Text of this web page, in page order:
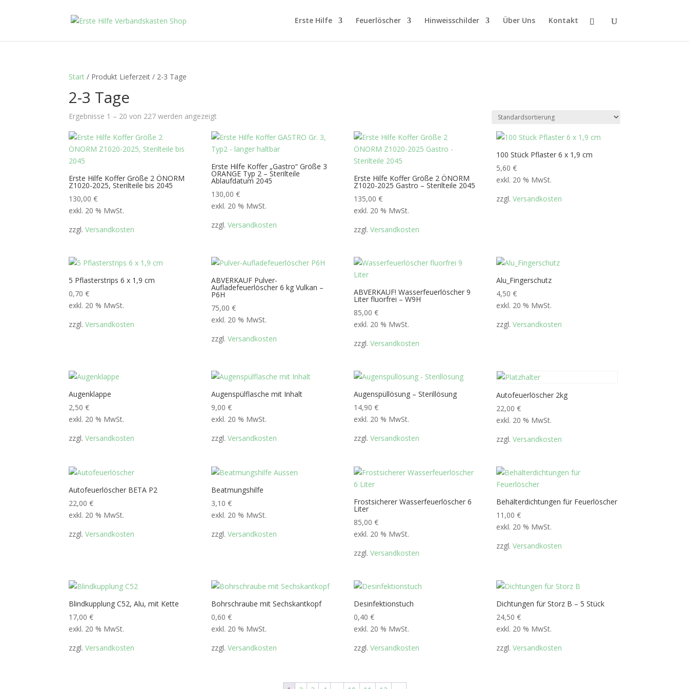
Erste Hilfe Feuerlöscher Hinweisschilder Über Uns Kontakt
Start / Produkt Lieferzeit / 2-3 Tage
2-3 Tage
Ergebnisse 1 – 20 von 227 werden angezeigt
Erste Hilfe Koffer Größe 2 ÖNORM
Z1020-2025, Sterilteile bis 2045
130,00€
exkl. 20 % MwSt.
zzgl.Versandkosten
Erste Hilfe Koffer „Gastro“ Größe 3
ORANGE Typ 2 – Sterilteile
Ablaufdatum 2045
130,00€
exkl. 20 % MwSt.
zzgl.Versandkosten
Erste Hilfe Koffer Größe 2 ÖNORM
Z1020-2025 Gastro – Sterilteile 2045
135,00€
exkl. 20 % MwSt.
zzgl.Versandkosten
100 Stück Pflaster 6 x 1,9 cm
5,60€
exkl. 20 % MwSt.
zzgl.Versandkosten
5 Pflasterstrips 6 x 1,9 cm
0,70€
exkl. 20 % MwSt.
zzgl.Versandkosten
ABVERKAUF Pulver-
Aufladefeuerlöscher 6 kg Vulkan –
P6H
75,00€
exkl. 20 % MwSt.
zzgl.Versandkosten
ABVERKAUF! Wasserfeuerlöscher 9
Liter fluorfrei – W9H
85,00€
exkl. 20 % MwSt.
zzgl.Versandkosten
Alu_Fingerschutz
4,50€
exkl. 20 % MwSt.
zzgl.Versandkosten
Augenklappe
2,50€
exkl. 20 % MwSt.
zzgl.Versandkosten
Augenspülflasche mit Inhalt
9,00€
exkl. 20 % MwSt.
zzgl.Versandkosten
Augenspüllösung – Sterillösung
14,90€
exkl. 20 % MwSt.
zzgl.Versandkosten
Autofeuerlöscher 2kg
22,00€
exkl. 20 % MwSt.
zzgl.Versandkosten
Autofeuerlöscher BETA P2
22,00€
exkl. 20 % MwSt.
zzgl.Versandkosten
Beatmungshilfe
3,10€
exkl. 20 % MwSt.
zzgl.Versandkosten
Frostsicherer Wasserfeuerlöscher 6
Liter
85,00€
exkl. 20 % MwSt.
zzgl.Versandkosten
Behälterdichtungen für Feuerlöscher
11,00€
exkl. 20 % MwSt.
zzgl.Versandkosten
Blindkupplung C52, Alu, mit Kette
17,00€
exkl. 20 % MwSt.
zzgl.Versandkosten
Bohrschraube mit Sechskantkopf
0,60€
exkl. 20 % MwSt.
zzgl.Versandkosten
Desinfektionstuch
0,40€
exkl. 20 % MwSt.
zzgl.Versandkosten
Dichtungen für Storz B – 5 Stück
24,50€
exkl. 20 % MwSt.
zzgl.Versandkosten